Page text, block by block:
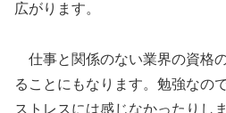
広がります。
仕事と関係のない業界の資格
ることにもなります。勉強なの
ストレスには感じなかったりし